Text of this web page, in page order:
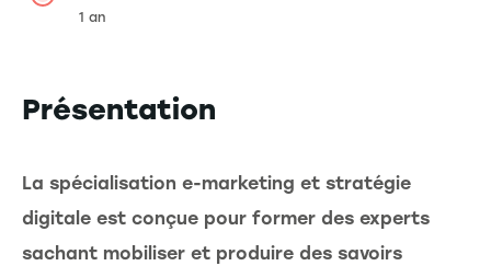
1 an
Présentation
La spécialisation e-marketing et stratégie
digitale est conçue pour former des experts
sachant mobiliser et produire des savoirs